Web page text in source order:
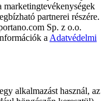
marketingtevékenységek
partnerei részére.
Sp. z o.o.
a Adatvédelmi
alkalmazást használ, az